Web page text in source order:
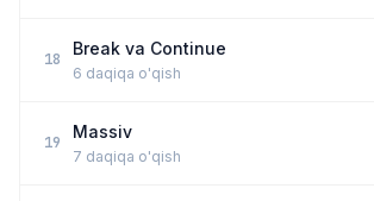
18
Break va Continue
6 daqiqa o'qish
19
Massiv
7 daqiqa o'qish